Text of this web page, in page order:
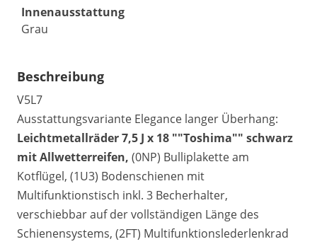
Innenausstattung
Grau
Beschreibung
V5L7
Ausstattungsvariante Elegance langer Überhang:
Leichtmetallräder 7,5 J x 18 ""Toshima"" schwarz
mit Allwetterreifen, (0NP) Bulliplakette am
Kotflügel, (1U3) Bodenschienen mit
Multifunktionstisch inkl. 3 Becherhalter,
verschiebbar auf der vollständigen Länge des
Schienensystems, (2FT) Multifunktionslederlenkrad